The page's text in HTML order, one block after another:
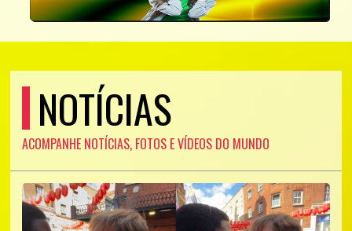
NOTÍCIAS
ACOMPANHE NOTÍCIAS, FOTOS E VÍDEOS DO MUNDO